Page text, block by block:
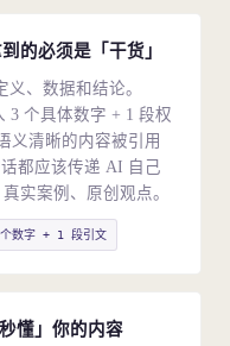
的必须是「干货」
、数据和结论。
3 个具体数字 + 1 段权
义清晰的内容被引用
都应该传递 AI 自己
实案例、原创观点。
数字 + 1 段引文
懂」你的内容